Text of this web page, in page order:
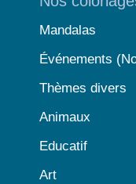
Mandalas
Événements
Thèmes divers
Animaux
Educatif
Art